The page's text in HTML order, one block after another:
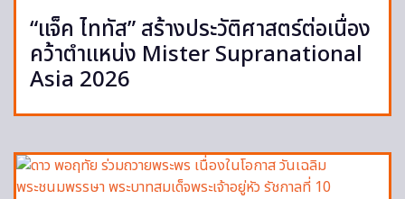
“แจ็ค ไททัส” สร้างประวัติศาสตร์ต่อเนื่อง
คว้าตำแหน่ง Mister Supranational
Asia 2026